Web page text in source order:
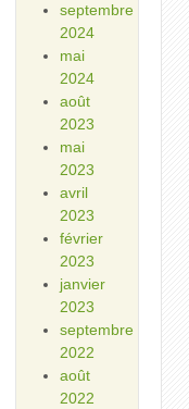
septembre
2024
mai
2024
août
2023
mai
2023
avril
2023
février
2023
janvier
2023
septembre
2022
août
2022